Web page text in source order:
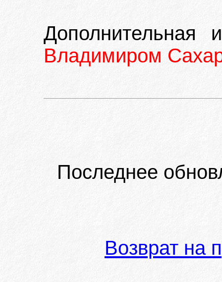
Дополнительная
Владимиром
Последнее
Возврат на